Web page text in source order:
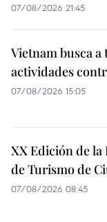
07/08/2026 21:45
Vietnam busca
actividades
07/08/2026 15:05
XX Edición de
de Turismo de
07/08/2026 08:45